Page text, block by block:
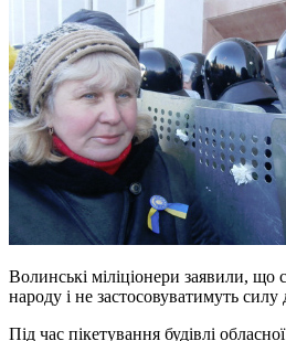
Волинські міліціонери заявили, що
народу і не застосовуватимуть силу
Під час пікетування будівлі